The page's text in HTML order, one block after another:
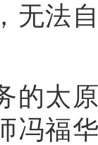
无法
太原
冯福